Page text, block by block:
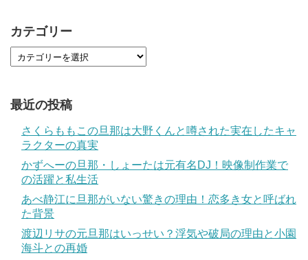
カテゴリー
最近の投稿
さくらももこの旦那は大野くんと噂された実在したキャ
ラクターの真実
かずへーの旦那・しょーたは元有名DJ！映像制作業で
の活躍と私生活
あべ静江に旦那がいない驚きの理由！恋多き女と呼ばれ
た背景
渡辺リサの元旦那はいっせい？浮気や破局の理由と小園
海斗との再婚